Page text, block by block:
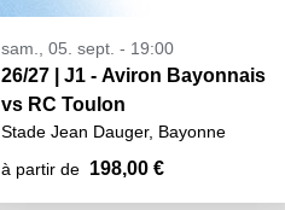
sam., 05. sept. - 19:00
26/27 | J1 - Aviron Bayonnais
vs RC Toulon
Stade Jean Dauger, Bayonne
à partir de 198,00 €